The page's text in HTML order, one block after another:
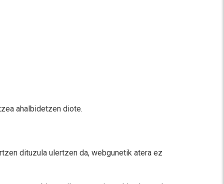
ahalbidetzen diote.
dituzula ulertzen da, webgunetik atera ez